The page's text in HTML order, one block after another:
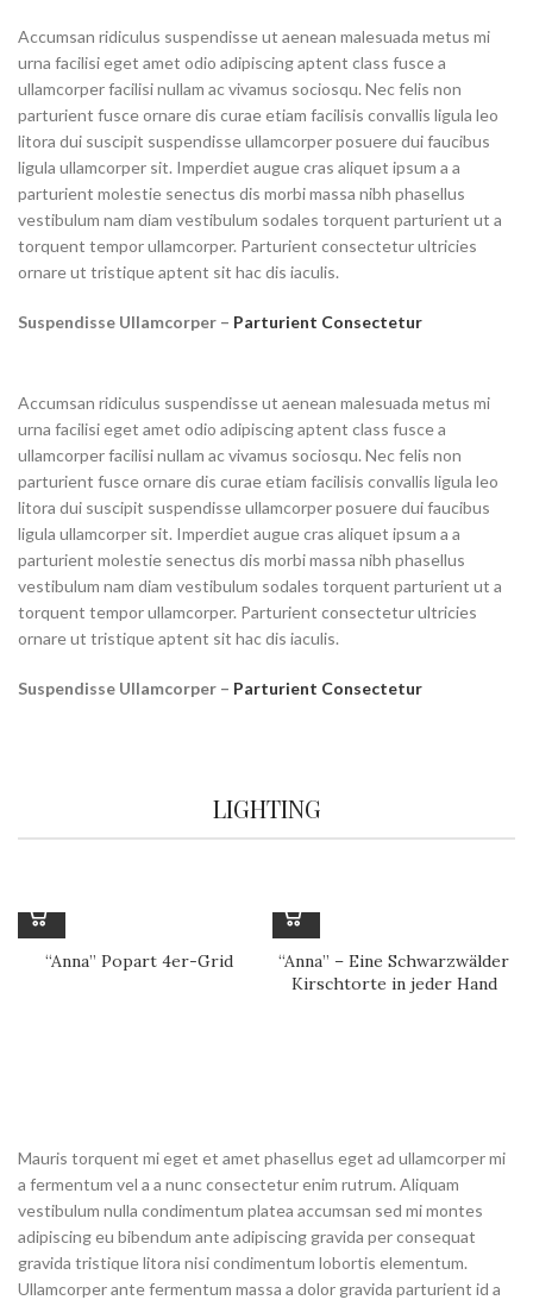
Accumsan ridiculus suspendisse ut aenean malesuada metus mi
urna facilisi eget amet odio adipiscing aptent class fusce a
ullamcorper facilisi nullam ac vivamus sociosqu. Nec felis non
parturient fusce ornare dis curae etiam facilisis convallis ligula leo
litora dui suscipit suspendisse ullamcorper posuere dui faucibus
ligula ullamcorper sit. Imperdiet augue cras aliquet ipsum a a
parturient molestie senectus dis morbi massa nibh phasellus
vestibulum nam diam vestibulum sodales torquent parturient ut a
torquent tempor ullamcorper. Parturient consectetur ultricies
ornare ut tristique aptent sit hac dis iaculis.
Suspendisse Ullamcorper – Parturient Consectetur
Accumsan ridiculus suspendisse ut aenean malesuada metus mi
urna facilisi eget amet odio adipiscing aptent class fusce a
ullamcorper facilisi nullam ac vivamus sociosqu. Nec felis non
parturient fusce ornare dis curae etiam facilisis convallis ligula leo
litora dui suscipit suspendisse ullamcorper posuere dui faucibus
ligula ullamcorper sit. Imperdiet augue cras aliquet ipsum a a
parturient molestie senectus dis morbi massa nibh phasellus
vestibulum nam diam vestibulum sodales torquent parturient ut a
torquent tempor ullamcorper. Parturient consectetur ultricies
ornare ut tristique aptent sit hac dis iaculis.
Suspendisse Ullamcorper – Parturient Consectetur
LIGHTING
“Anna” Popart 4er-Grid
“Anna” – Eine Schwarzwälder
Kirschtorte in jeder Hand
Mauris torquent mi eget et amet phasellus eget ad ullamcorper mi
a fermentum vel a a nunc consectetur enim rutrum. Aliquam
vestibulum nulla condimentum platea accumsan sed mi montes
adipiscing eu bibendum ante adipiscing gravida per consequat
gravida tristique litora nisi condimentum lobortis elementum.
Ullamcorper ante fermentum massa a dolor gravida parturient id a